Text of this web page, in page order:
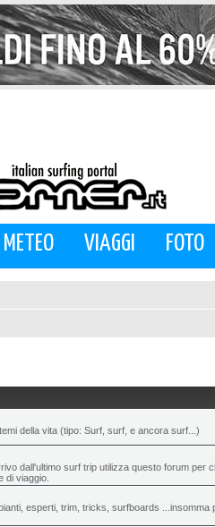
METEO VIAGGI FOTO
della vita (tipo: Surf, surf, e ancora surf...)
dall'ultimo surf trip utilizza questo forum per
di viaggio.
esperti, trim, tricks, surfboards ...insomma